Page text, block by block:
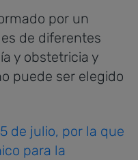
por un
de diferentes
y obstetricia y
puede ser elegido
de julio, por la que
para la